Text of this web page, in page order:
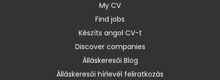
My CV
Find jobs
Készíts angol CV-t
Discover companies
Álláskeresői Blog
Álláskeresői hírlevél feliratkozás